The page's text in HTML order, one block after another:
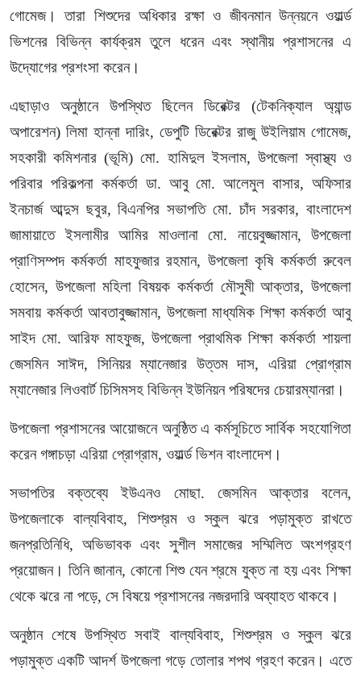
গোমেজ। তারা শিশুদের অধিকার রক্ষা ও জীবনমান উন্নয়নে ওয়ার্ল্ড
ভিশনের বিভিন্ন কার্যক্রম তুলে ধরেন এবং স্থানীয় প্রশাসনের এ
উদ্যোগের প্রশংসা করেন।
এছাড়াও অনুষ্ঠানে উপস্থিত ছিলেন ডিরেক্টর (টেকনিক্যাল অ্যান্ড
অপারেশন) লিমা হান্না দারিং, ডেপুটি ডিরেক্টর রাজু উইলিয়াম গোমেজ,
সহকারী কমিশনার (ভূমি) মো. হামিদুল ইসলাম, উপজেলা স্বাস্থ্য ও
পরিবার পরিকল্পনা কর্মকর্তা ডা. আবু মো. আলেমুল বাসার, অফিসার
ইনচার্জ আব্দুস ছবুর, বিএনপির সভাপতি মো. চাঁদ সরকার, বাংলাদেশ
জামায়াতে ইসলামীর আমির মাওলানা মো. নায়েবুজ্জামান, উপজেলা
প্রাণিসম্পদ কর্মকর্তা মাহফুজার রহমান, উপজেলা কৃষি কর্মকর্তা রুবেল
হোসেন, উপজেলা মহিলা বিষয়ক কর্মকর্তা মৌসুমী আক্তার, উপজেলা
সমবায় কর্মকর্তা আবতাবুজ্জামান, উপজেলা মাধ্যমিক শিক্ষা কর্মকর্তা আবু
সাইদ মো. আরিফ মাহফুজ, উপজেলা প্রাথমিক শিক্ষা কর্মকর্তা শায়লা
জেসমিন সাঈদ, সিনিয়র ম্যানেজার উত্তম দাস, এরিয়া প্রোগ্রাম
ম্যানেজার লিওবার্ট চিসিমসহ বিভিন্ন ইউনিয়ন পরিষদের চেয়ারম্যানরা।
উপজেলা প্রশাসনের আয়োজনে অনুষ্ঠিত এ কর্মসূচিতে সার্বিক সহযোগিতা
করেন গঙ্গাচড়া এরিয়া প্রোগ্রাম, ওয়ার্ল্ড ভিশন বাংলাদেশ।
সভাপতির বক্তব্যে ইউএনও মোছা. জেসমিন আক্তার বলেন,
উপজেলাকে বাল্যবিবাহ, শিশুশ্রম ও স্কুল ঝরে পড়ামুক্ত রাখতে
জনপ্রতিনিধি, অভিভাবক এবং সুশীল সমাজের সম্মিলিত অংশগ্রহণ
প্রয়োজন। তিনি জানান, কোনো শিশু যেন শ্রমে যুক্ত না হয় এবং শিক্ষা
থেকে ঝরে না পড়ে, সে বিষয়ে প্রশাসনের নজরদারি অব্যাহত থাকবে।
অনুষ্ঠান শেষে উপস্থিত সবাই বাল্যবিবাহ, শিশুশ্রম ও স্কুল ঝরে
পড়ামুক্ত একটি আদর্শ উপজেলা গড়ে তোলার শপথ গ্রহণ করেন। এতে